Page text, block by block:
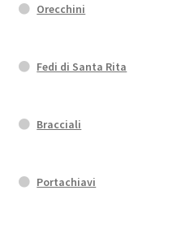
Orecchini
Fedi di Santa Rita
Bracciali
Portachiavi